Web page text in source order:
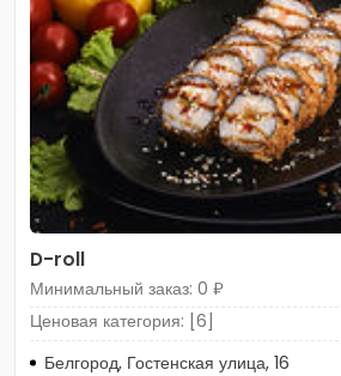
D-roll
Минимальный заказ: 0 ₽
Ценовая категория: [6]
Белгород, Гостенская улица, 16